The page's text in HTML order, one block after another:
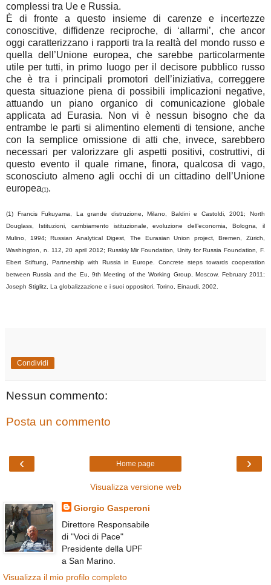
complessi tra Ue e Russia.
È di fronte a questo insieme di carenze e incertezze
conoscitive, diffidenze reciproche, di ‘allarmi’, che ancor
oggi caratterizzano i rapporti tra la realtà del mondo russo e
quella dell’Unione europea, che sarebbe particolarmente
utile per tutti, in primo luogo per il decisore pubblico russo
che è tra i principali promotori dell’iniziativa, correggere
questa situazione piena di possibili implicazioni negative,
attuando un piano organico di comunicazione globale
applicata ad Eurasia. Non vi è nessun bisogno che da
entrambe le parti si alimentino elementi di tensione, anche
con la semplice omissione di atti che, invece, sarebbero
necessari per valorizzare gli aspetti positivi, costruttivi, di
questo evento il quale rimane, finora, qualcosa di vago,
sconosciuto almeno agli occhi di un cittadino dell’Unione
europea(1).
(1) Francis Fukuyama, La grande distruzione, Milano, Baldini e Castoldi, 2001; North
Douglass, Istituzioni, cambiamento istituzionale, evoluzione dell’economia, Bologna, il
Mulino, 1994; Russian Analytical Digest, The Eurasian Union project, Bremen, Zürich,
Washington, n. 112, 20 april 2012; Russkiy Mir Foundation, Unity for Russia Foundation, F.
Ebert Stiftung, Partnership with Russia in Europe. Concrete steps towards cooperation
between Russia and the Eu, 9th Meeting of the Working Group, Moscow, February 2011;
Joseph Stiglitz, La globalizzazione e i suoi oppositori, Torino, Einaudi, 2002.
Condividi
Nessun commento:
Posta un commento
‹ ›
Home page
Visualizza versione web
Giorgio Gasperoni
Direttore Responsabile
di "Voci di Pace"
Presidente della UPF
a San Marino.
Visualizza il mio profilo completo